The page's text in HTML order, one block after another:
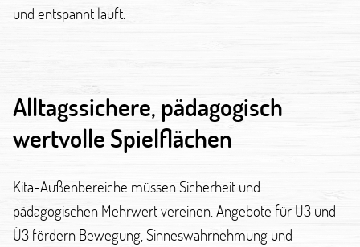
und entspannt läuft.
Alltagssichere, pädagogisch
wertvolle Spielflächen
Kita-Außenbereiche müssen Sicherheit und
pädagogischen Mehrwert vereinen. Angebote für U3 und
Ü3 fördern Bewegung, Sinneswahrnehmung und